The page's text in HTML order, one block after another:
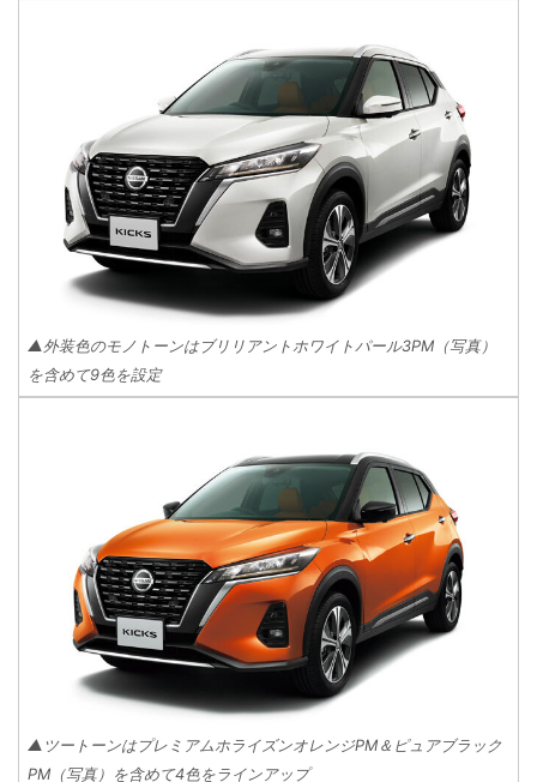
▲外装色のモノトーンはブリリアントホワイトパール3PM（写真）
を含めて9色を設定
▲ツートーンはプレミアムホライズンオレンジPM＆ピュアブラック
PM（写真）を含めて4色をラインアップ